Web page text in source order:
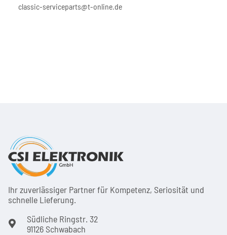
classic-serviceparts@t-online.de
Ihr zuver­läs­siger Partner für Kom­pe­tenz, Seri­osi­tät und
schnel­le Lie­ferung.
Südliche Ringstr. 32
91126 Schwabach